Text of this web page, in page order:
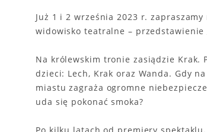
Już 1 i 2 września 2023 r.
widowisko teatralne – przedstawienie
Na królewskim tronie zasiądzie Krak.
dzieci: Lech, Krak oraz Wanda. Gdy
miastu zagraża ogromne
uda się pokonać smoka?